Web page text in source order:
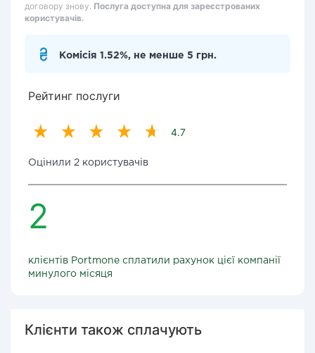
договору знову. Послуга доступна для зареєстрованих
користувачів.
Комісія 1.52%, не менше 5 грн.
Рейтинг послуги
4.7
Оцінили 2 користувачів
2
клієнтів Portmone сплатили рахунок цієї компанії
минулого місяця
Клієнти також сплачують